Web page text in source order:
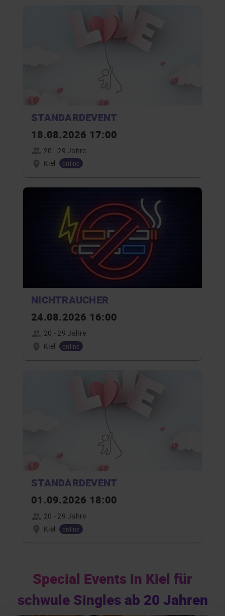
STANDARDEVENT
18.08.2026 17:00
20 - 29 Jahre
Kiel
online
NICHTRAUCHER
24.08.2026 16:00
20 - 29 Jahre
Kiel
online
STANDARDEVENT
01.09.2026 18:00
20 - 29 Jahre
Kiel
online
Special Events in Kiel für
schwule Singles ab 20 Jahren